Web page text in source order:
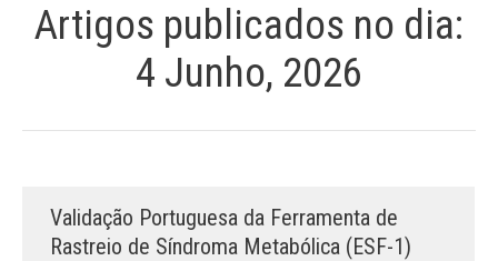
Normas para os autores
Processo de submissão
Artigos publicados no dia:
4 Junho, 2026
Validação Portuguesa da Ferramenta de
Rastreio de Síndroma Metabólica (ESF-1)